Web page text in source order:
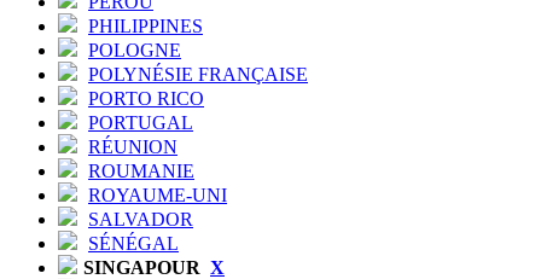
PHILIPPINES
POLOGNE
POLYNÉSIE FRANÇAISE
PORTO RICO
PORTUGAL
RÉUNION
ROUMANIE
ROYAUME-UNI
SALVADOR
SÉNÉGAL
SINGAPOUR X